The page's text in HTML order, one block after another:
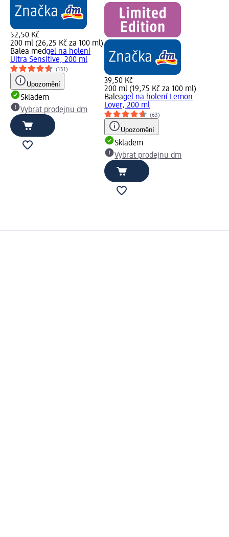
52,50 Kč
200 ml (26,25 Kč za 100 ml)
Balea medgel na holení
Ultra Sensitive, 200 ml
(131)
Upozornění
Skladem
Vybrat prodejnu dm
39,50 Kč
200 ml (19,75 Kč za 100 ml)
Baleagel na holení Lemon
Lover, 200 ml
(63)
Upozornění
Skladem
Vybrat prodejnu dm